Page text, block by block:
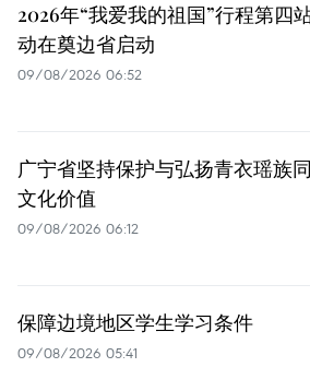
2026年“我爱我的祖国”行程第四
动在奠边省启动
09/08/2026 06:52
广宁省坚持保护与弘扬青衣瑶族
文化价值
09/08/2026 06:12
保障边境地区学生学习条件
09/08/2026 05:41